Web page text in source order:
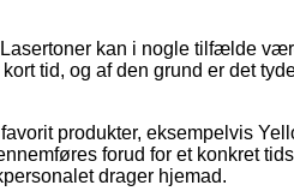
kan i nogle tilfælde
tid, og af den grund er det
produkter, eksempelvis
forud for et konkret
drager hjemad.